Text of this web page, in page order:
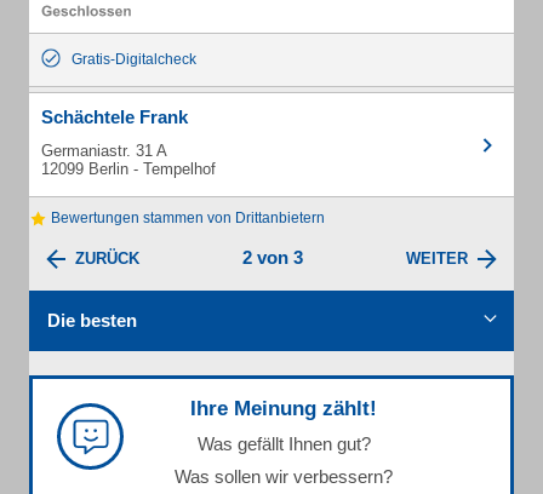
Gratis-Digitalcheck
Schächtele Frank
Germaniastr. 31 A
12099 Berlin - Tempelhof
Bewertungen stammen von Drittanbietern
ZURÜCK 2 von 3 WEITER
Die besten
Ihre Meinung zählt!
Was gefällt Ihnen gut?
Was sollen wir verbessern?